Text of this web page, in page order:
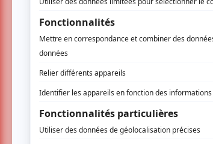
qui espère pouvoir survivre et
La mise en scène
métaphoriques sont
comme un flottement) réalisée
parti pris majeur de création,
Martens. Avec un
représenté son rapport au
suivantes: «
It is so hard to